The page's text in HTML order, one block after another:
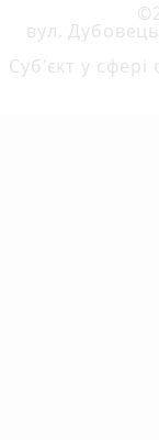
вул.
Cуб'єкт у сфері